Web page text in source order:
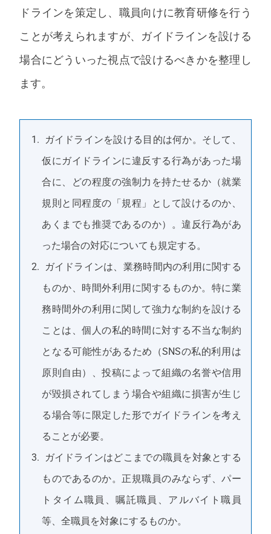
ドラインを策定し、職員向けに教育研修を行う
ことが考えられますが、ガイドラインを設ける
場合にどういった視点で設けるべきかを整理し
ます。
ガイドラインを設ける目的は何か。そして、
仮にガイドラインに違反する行為があった場
合に、どの程度の強制力を持たせるか（就業
規則と同程度の「規程」として設けるのか、
あくまでも推奨であるのか）。違反行為があ
った場合の対応についても規定する。
ガイドラインは、業務時間内の利用に関する
ものか、時間外利用に関するものか。特に業
務時間外の利用に関して強力な制約を設ける
ことは、個人の私的時間に対する不当な制約
となる可能性があるため（SNSの私的利用は
原則自由）、投稿によって組織の名誉や信用
が毀損されてしまう場合や組織に損害が生じ
る場合等に限定した形でガイドラインを考え
ることが必要。
ガイドラインはどこまでの職員を対象とする
ものであるのか。正規職員のみならず、パー
トタイム職員、嘱託職員、アルバイト職員
等、全職員を対象にするものか。